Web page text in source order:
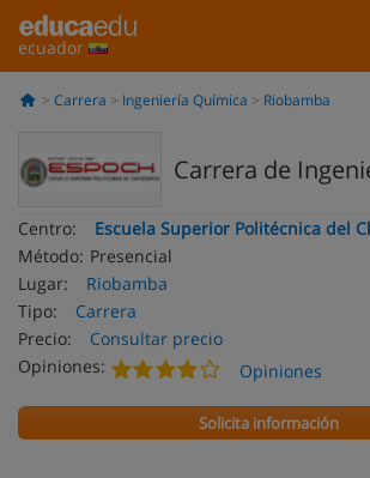
ecuador
Carrera Ingeniería Química Riobamba
Carrera de
Centro:
Escuela Superior Politécnica del
Método: Presencial
Lugar:
Riobamba
Tipo:
Carrera
Precio:
Consultar precio
Opiniones:
Opiniones
Solicita información